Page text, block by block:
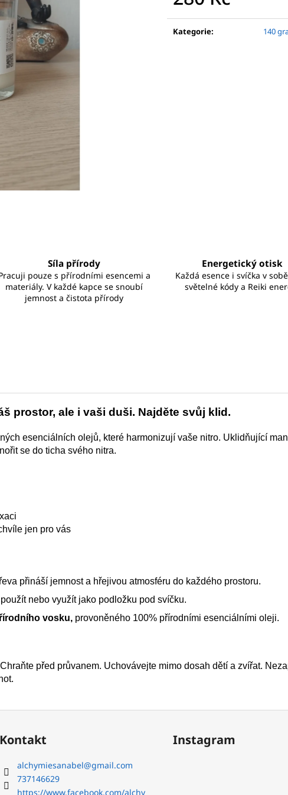
Kategorie: 140
Síla přírody
pouze s přírodními esencemi a
materiály. V každé kapce se snoubí
jemnost a čistota přírody
Energetický otisk
Každá esence i svíčka v
světelné kódy a Reiki
prostor, ale i vaši duši. Najděte svůj klid.
esenciálních olejů, které harmonizují vaše nitro. Uklidňující
se do ticha svého nitra.
jen pro vás
přináší jemnost a hřejivou atmosféru do každého prostoru.
nebo využít jako podložku pod svíčku.
vosku, provoněného 100% přírodními esenciálními oleji.
před průvanem. Uchovávejte mimo dosah dětí a zvířat.
LÁSKA
399 Kč
ESENCE DUŠE
750 Kč
Kontakt
alchymiesanabel@gmail.com
737146629
https://www.facebook.com/alchy
Instagram